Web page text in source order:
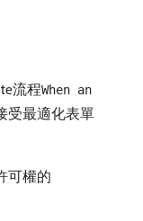
流程When an
受最適化表單
可權的